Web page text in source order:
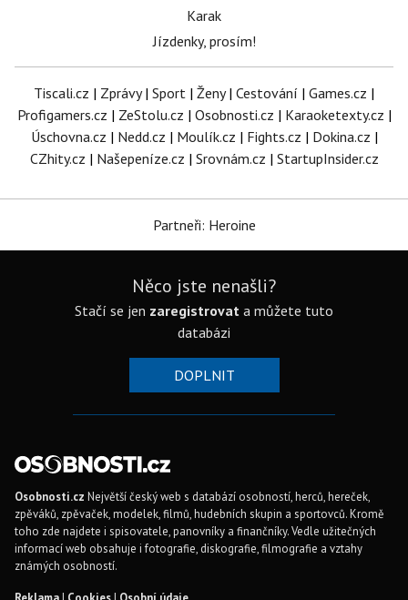
Karak
Jízdenky, prosím!
Tiscali.cz | Zprávy| Sport | Ženy| Cestování | Games.cz |
Profigamers.cz | ZeStolu.cz | Osobnosti.cz | Karaoketexty.cz |
Úschovna.cz | Nedd.cz | Moulík.cz | Fights.cz | Dokina.cz |
CZhity.cz | Našepeníze.cz | Srovnám.cz | StartupInsider.cz
Partneři: Heroine
Něco jste nenašli?
Stačí se jen zaregistrovat a můžete tuto
databázi
DOPLNIT
Osobnosti.cz Největší český web s databází osobností, herců, hereček,
zpěváků, zpěvaček, modelek, filmů, hudebních skupin a sportovců. Kromě
toho zde najdete i spisovatele, panovníky a finančníky. Vedle užitečných
informací web obsahuje i fotografie, diskografie, filmografie a vztahy
známých osobností.